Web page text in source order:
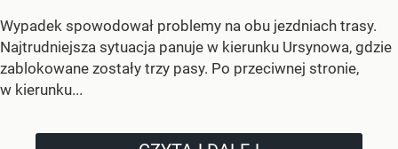
Wypadek spowodował problemy na obu jezdniach trasy.
Najtrudniejsza sytuacja panuje w kierunku Ursynowa, gdzie
zablokowane zostały trzy pasy. Po przeciwnej stronie,
w kierunku...